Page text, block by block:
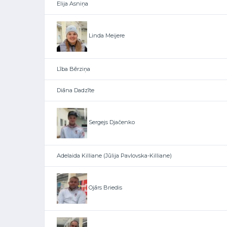
Elija Asniņa
Linda Meijere
Lība Bērziņa
Diāna Dadzīte
Sergejs Djačenko
Adelaida Killiane (Jūlija Pavlovska-Killiane)
Ojārs Briedis